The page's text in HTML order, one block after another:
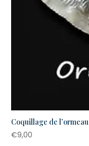
Coquillage de l’ormeau
€9,00